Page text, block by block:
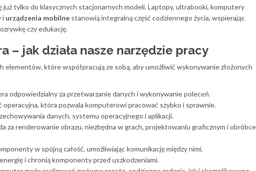
tylko do klasycznych stacjonarnych modeli. Laptopy, ultrabooki, komputery
i urządzenia mobilne stanowią integralną część codziennego życia, wspierając
czy edukację.
– jak działa nasze narzędzie pracy
elementów, które współpracują ze sobą, aby umożliwić wykonywanie złożonych
odpowiedzialny za przetwarzanie danych i wykonywanie poleceń.
operacyjna, która pozwala komputerowi pracować szybko i sprawnie.
danych, systemu operacyjnego i aplikacji.
za renderowanie obrazu, niezbędna w grach, projektowaniu graficznym i obróbce
w spójną całość, umożliwiając komunikację między nimi.
i chronią komponenty przed uszkodzeniami.